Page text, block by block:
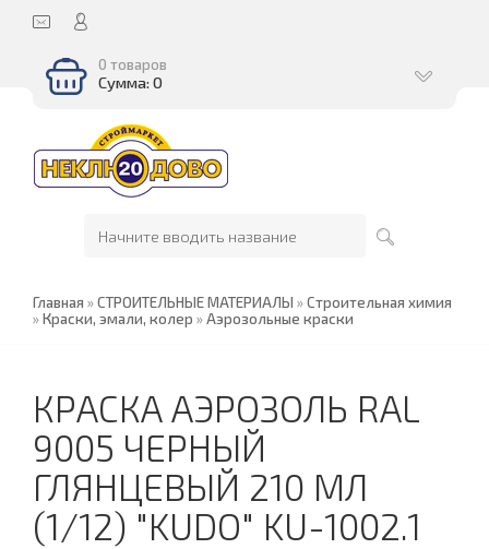
0 товаров
Сумма: 0
Главная »СТРОИТЕЛЬНЫЕ МАТЕРИАЛЫ »Строительная химия
»Краски, эмали, колер »Аэрозольные краски
КРАСКА АЭРОЗОЛЬ RAL
9005 ЧЕРНЫЙ
ГЛЯНЦЕВЫЙ 210 МЛ
(1/12) "KUDO" KU-1002.1